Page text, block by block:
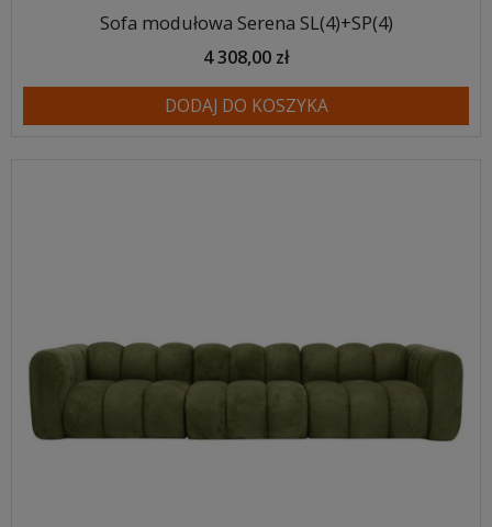
Sofa modułowa Serena SL(4)+SP(4)
4 308,00 zł
DODAJ DO KOSZYKA